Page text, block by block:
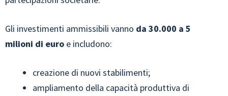
Gli investimenti ammissibili vanno da 30.000 a 5
milioni di euro e includono:
creazione di nuovi stabilimenti;
ampliamento della capacità produttiva di